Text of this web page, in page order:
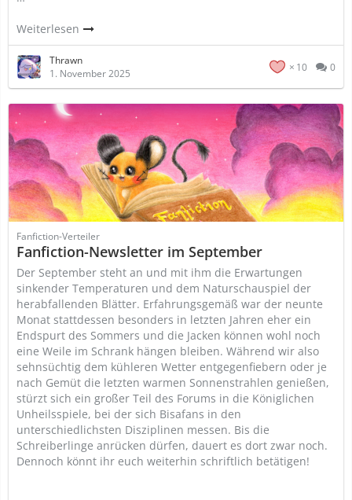
Weiterlesen
Thrawn
1. November 2025
10 0
Fanfiction-Verteiler
Fanfiction-Newsletter im September
Der September steht an und mit ihm die Erwartungen
sinkender Temperaturen und dem Naturschauspiel der
herabfallenden Blätter. Erfahrungsgemäß war der neunte
Monat stattdessen besonders in letzten Jahren eher ein
Endspurt des Sommers und die Jacken können wohl noch
eine Weile im Schrank hängen bleiben. Während wir also
sehnsüchtig dem kühleren Wetter entgegenfiebern oder je
nach Gemüt die letzten warmen Sonnenstrahlen genießen,
stürzt sich ein großer Teil des Forums in die Königlichen
Unheilsspiele, bei der sich Bisafans in den
unterschiedlichsten Disziplinen messen. Bis die
Schreiberlinge anrücken dürfen, dauert es dort zwar noch.
Dennoch könnt ihr euch weiterhin schriftlich betätigen!